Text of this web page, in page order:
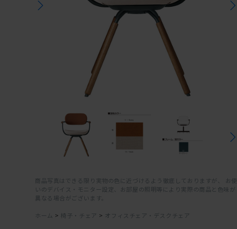
商品写真はできる限り実物の色に近づけるよう徹底しておりますが、 お使
いのデバイス・モニター設定、お部屋の照明等により実際の商品と色味が
異なる場合がございます。
ホーム > 椅子・チェア > オフィスチェア・デスクチェア